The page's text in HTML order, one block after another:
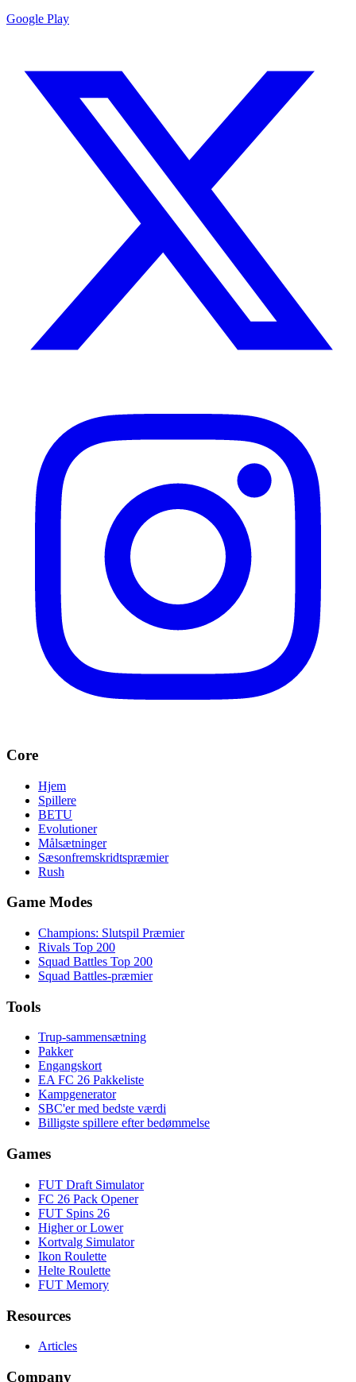
Google Play
Core
Hjem
Spillere
BETU
Evolutioner
Målsætninger
Sæsonfremskridtspræmier
Rush
Game Modes
Champions: Slutspil Præmier
Rivals Top 200
Squad Battles Top 200
Squad Battles-præmier
Tools
Trup-sammensætning
Pakker
Engangskort
EA FC 26 Pakkeliste
Kampgenerator
SBC'er med bedste værdi
Billigste spillere efter bedømmelse
Games
FUT Draft Simulator
FC 26 Pack Opener
FUT Spins 26
Higher or Lower
Kortvalg Simulator
Ikon Roulette
Helte Roulette
FUT Memory
Resources
Articles
Company